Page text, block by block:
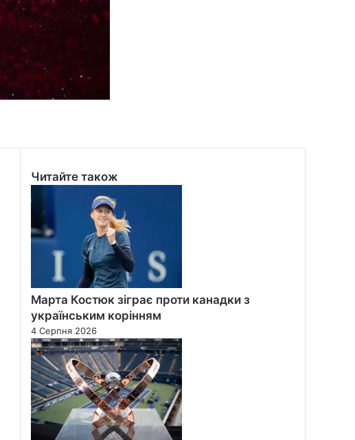
Читайте також
Марта Костюк зіграє проти канадки з
українським корінням
4 Серпня 2026